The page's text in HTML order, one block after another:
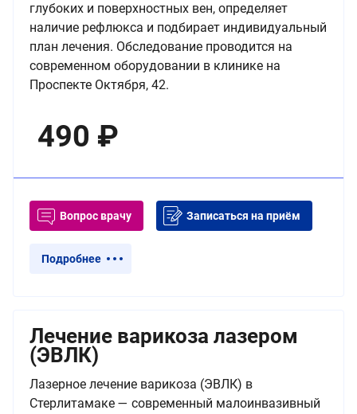
глубоких и поверхностных вен, определяет
наличие рефлюкса и подбирает индивидуальный
план лечения. Обследование проводится на
современном оборудовании в клинике на
Проспекте Октября, 42.
490 ₽
Вопрос врачу Записаться на приём
Подробнее
Лечение варикоза лазером
(ЭВЛК)
Лазерное лечение варикоза (ЭВЛК) в
Стерлитамаке — современный малоинвазивный